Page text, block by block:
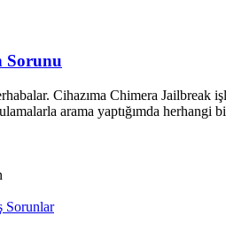
Sorunu
Cihazıma Chimera
arama yaptığımda herhangi
Sorunlar